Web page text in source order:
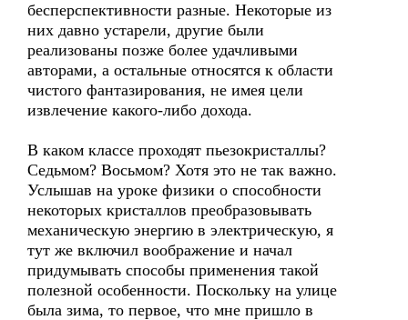
бесперспективности разные. Некоторые из
них давно устарели, другие были
реализованы позже более удачливыми
авторами, а остальные относятся к области
чистого фантазирования, не имея цели
извлечение какого-либо дохода.
В каком классе проходят пьезокристаллы?
Седьмом? Восьмом? Хотя это не так важно.
Услышав на уроке физики о способности
некоторых кристаллов преобразовывать
механическую энергию в электрическую, я
тут же включил воображение и начал
придумывать способы применения такой
полезной особенности. Поскольку на улице
была зима, то первое, что мне пришло в